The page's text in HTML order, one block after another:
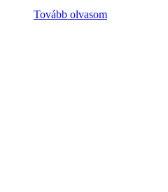
Tovább olvasom